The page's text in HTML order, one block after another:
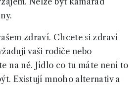
zdraví. Chcete si zdraví
vaši rodiče nebo
na ně. Jídlo co tu máte není to
Existují mnoho alternativ a